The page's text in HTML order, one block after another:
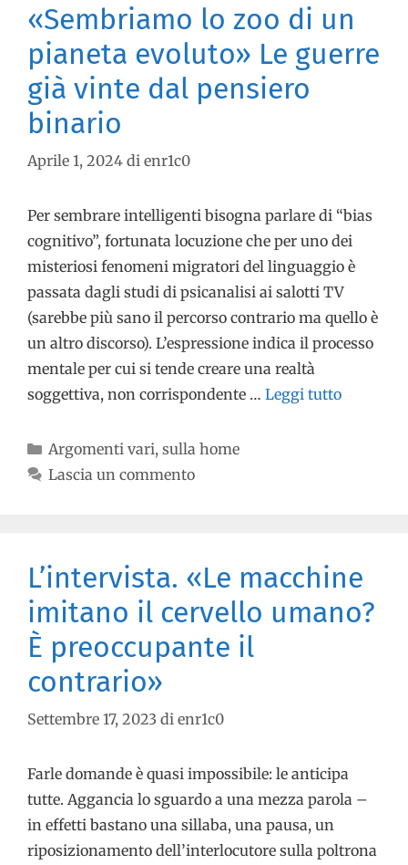
«Sembriamo lo zoo di un
pianeta evoluto» Le guerre
già vinte dal pensiero
binario
Aprile 1, 2024 di enr1c0
Per sembrare intelligenti bisogna parlare di “bias
cognitivo”, fortunata locuzione che per uno dei
misteriosi fenomeni migratori del linguaggio è
passata dagli studi di psicanalisi ai salotti TV
(sarebbe più sano il percorso contrario ma quello è
un altro discorso). L’espressione indica il processo
mentale per cui si tende creare una realtà
soggettiva, non corrispondente … Leggi tutto
Argomenti vari, sulla home
Lascia un commento
L’intervista. «Le macchine
imitano il cervello umano?
È preoccupante il
contrario»
Settembre 17, 2023 di enr1c0
Farle domande è quasi impossibile: le anticipa
tutte. Aggancia lo sguardo a una mezza parola –
in effetti bastano una sillaba, una pausa, un
riposizionamento dell’interlocutore sulla poltrona